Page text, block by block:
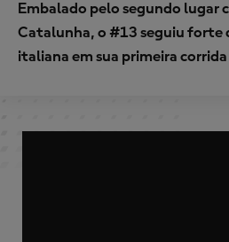
Embalado pelo segundo lugar
Catalunha, o #13 seguiu forte
italiana em sua primeira corrida